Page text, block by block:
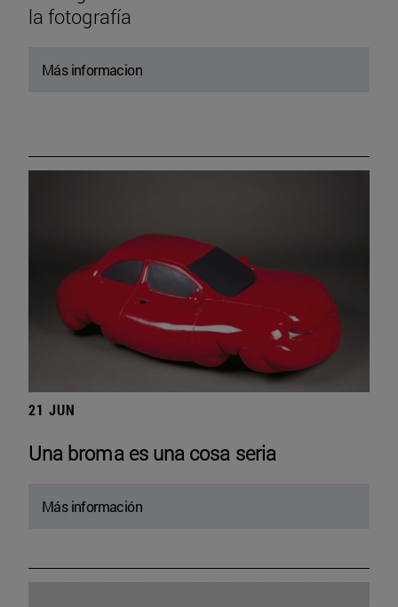
la fotografía
Más informacion
21 JUN
Una broma es una cosa seria
Más información